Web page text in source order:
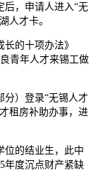
，申请人进入“无
人才卡。
的十项办法》
青年人才来锡工做
）登录“无锡人才
租房补助办事，进
的结业生，此中
年度沉点财产紧缺